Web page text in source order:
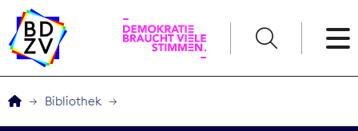
Bibliothek